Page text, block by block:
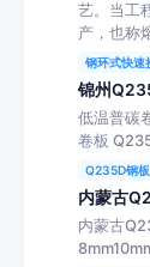
艺。当工
产，也称
钢环式快速
锦州
低温普碳
卷板
Q235D钢板
内蒙古
内蒙古